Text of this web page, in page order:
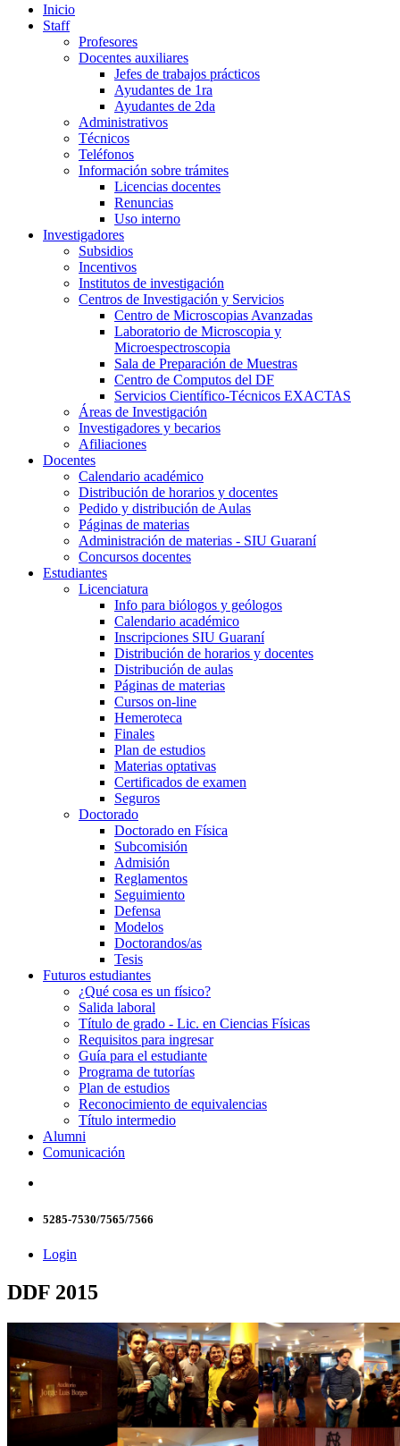
Inicio
Staff
Profesores
Docentes auxiliares
Jefes de trabajos prácticos
Ayudantes de 1ra
Ayudantes de 2da
Administrativos
Técnicos
Teléfonos
Información sobre trámites
Licencias docentes
Renuncias
Uso interno
Investigadores
Subsidios
Incentivos
Institutos de investigación
Centros de Investigación y Servicios
Centro de Microscopias Avanzadas
Laboratorio de Microscopia y
Microespectroscopia
Sala de Preparación de Muestras
Centro de Computos del DF
Servicios Científico-Técnicos EXACTAS
Áreas de Investigación
Investigadores y becarios
Afiliaciones
Docentes
Calendario académico
Distribución de horarios y docentes
Pedido y distribución de Aulas
Páginas de materias
Administración de materias - SIU Guaraní
Concursos docentes
Estudiantes
Licenciatura
Info para biólogos y geólogos
Calendario académico
Inscripciones SIU Guaraní
Distribución de horarios y docentes
Distribución de aulas
Páginas de materias
Cursos on-line
Hemeroteca
Finales
Plan de estudios
Materias optativas
Certificados de examen
Seguros
Doctorado
Doctorado en Física
Subcomisión
Admisión
Reglamentos
Seguimiento
Defensa
Modelos
Doctorandos/as
Tesis
Futuros estudiantes
¿Qué cosa es un físico?
Salida laboral
Título de grado - Lic. en Ciencias Físicas
Requisitos para ingresar
Guía para el estudiante
Programa de tutorías
Plan de estudios
Reconocimiento de equivalencias
Título intermedio
Alumni
Comunicación
5285-7530/7565/7566
Login
DDF 2015